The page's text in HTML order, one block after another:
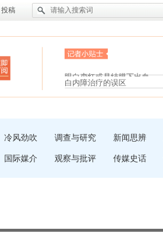
投稿
眼白变红或是结膜下出血
“枝桠”“树桠”宜写成“枝...
夏天缓解疲劳有三招
护腰，摆脱六大坏习惯
白内障治疗的误区
冷风劲吹 调查与研究 新闻思辨
国际媒介 观察与批评 传媒史话